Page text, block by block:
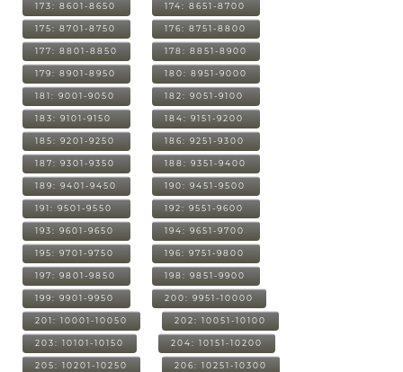
173: 8601-8650 174: 8651-8700
175: 8701-8750 176: 8751-8800
177: 8801-8850 178: 8851-8900
179: 8901-8950 180: 8951-9000
181: 9001-9050 182: 9051-9100
183: 9101-9150 184: 9151-9200
185: 9201-9250 186: 9251-9300
187: 9301-9350 188: 9351-9400
189: 9401-9450 190: 9451-9500
191: 9501-9550 192: 9551-9600
193: 9601-9650 194: 9651-9700
195: 9701-9750 196: 9751-9800
197: 9801-9850 198: 9851-9900
199: 9901-9950 200: 9951-10000
201: 10001-10050 202: 10051-10100
203: 10101-10150 204: 10151-10200
205: 10201-10250 206: 10251-10300